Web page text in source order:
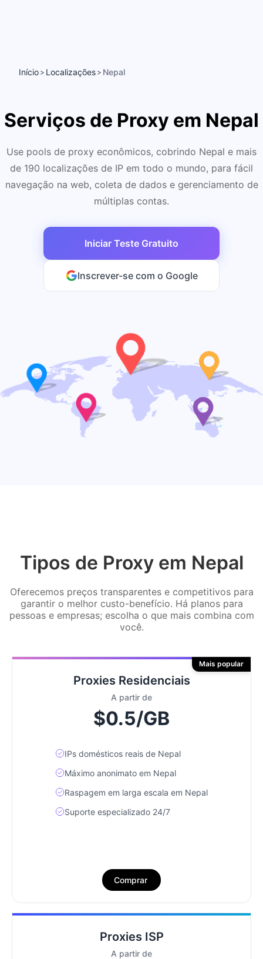
Início > Localizações > Nepal
Serviços de Proxy em Nepal
Use pools de proxy econômicos, cobrindo Nepal e mais
de 190 localizações de IP em todo o mundo, para fácil
navegação na web, coleta de dados e gerenciamento de
múltiplas contas.
Iniciar Teste Gratuito
Inscrever-se com o Google
Tipos de Proxy em Nepal
Oferecemos preços transparentes e competitivos para
garantir o melhor custo-benefício. Há planos para
pessoas e empresas; escolha o que mais combina com
você.
Proxies Residenciais
A partir de
$0.5/GB
IPs domésticos reais de Nepal
Máximo anonimato em Nepal
Raspagem em larga escala em Nepal
Suporte especializado 24/7
Mais popular
Comprar
Proxies ISP
A partir de